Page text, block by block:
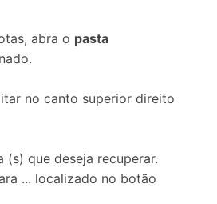
abra o pasta
no canto superior direito
(s) que deseja recuperar.
... localizado no botão